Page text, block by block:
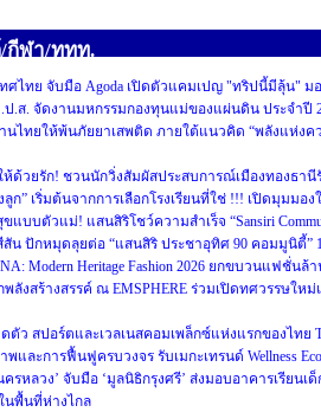
กีฬา/ททท.
ทศไทย จับมือ Agoda เปิดตัวแคมเปญ "ทริปนี้มีลุ้น"
ป.ส. จัดงานมหกรรมกองทุนแม่ของแผ่นดิน ประจำ
นไทยให้พ้นภัยยาเสพติด ภายใต้แนวคิด “พลังแห่ง
ห้ด้วยรัก! ชวนนักวิ่งสัมผัสประสบการณ์เมืองทองธานีรั
ก” เริ่มต้นจากการเลือกโรงเรียนที่ใช่ !!! เปิดมุมม
แบบตัวแม่! แสนสิริโชว์ความสำเร็จ “Sansiri
สัน ปักหมุดลุยต่อ “แสนสิริ ประชาอุทิศ 90 คอมมูนิตี้”
Modern Heritage Fashion 2026 ยกขบวนแฟชั่น
ลังสร้างสรรค์ ณ EMSPHERE ร่วมเปิดทศวรรษใ
ตัว สปอร์ตและเวลเนสคอมเพล็กซ์แห่งแรกของไทย
และการฟื้นฟูครบวงจร รับเมกะเทรนด์ Wellness
รหลวง’ จับมือ ‘มูลนิธิกรุงศรี’ ส่งมอบอาคารเรียน
นพื้นที่ห่างไกล